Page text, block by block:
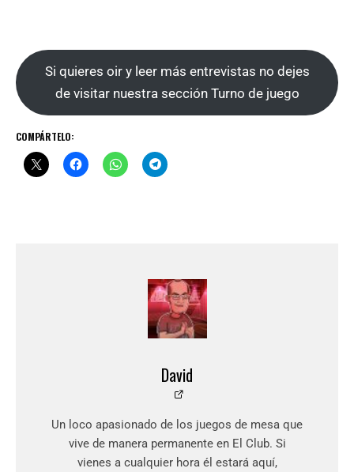
Si quieres oir y leer más entrevistas no dejes
de visitar nuestra sección Turno de juego
COMPÁRTELO:
David
Un loco apasionado de los juegos de mesa que
vive de manera permanente en El Club. Si
vienes a cualquier hora él estará aquí,